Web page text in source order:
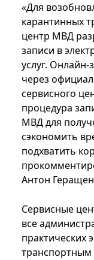
«Для
карантинных
центр МВД
записи в
услуг.
через
сервисного
процедура
МВД для
сэкономить
подхватить
Антон
Сервисные
все
практических
транспортным